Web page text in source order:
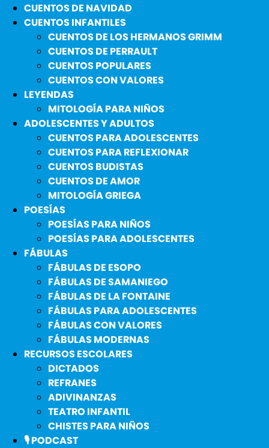
CUENTOS DE NAVIDAD
CUENTOS INFANTILES
CUENTOS DE LOS HERMANOS GRIMM
CUENTOS DE PERRAULT
CUENTOS POPULARES
CUENTOS CON VALORES
LEYENDAS
MITOLOGÍA PARA NIÑOS
ADOLESCENTES Y ADULTOS
CUENTOS PARA ADOLESCENTES
CUENTOS PARA REFLEXIONAR
CUENTOS BUDISTAS
CUENTOS DE AMOR
MITOLOGÍA GRIEGA
POESÍAS
POESÍAS PARA NIÑOS
POESÍAS PARA ADOLESCENTES
FÁBULAS
FÁBULAS DE ESOPO
FÁBULAS DE SAMANIEGO
FÁBULAS DE LA FONTAINE
FÁBULAS PARA ADOLESCENTES
FÁBULAS CON VALORES
FÁBULAS MODERNAS
RECURSOS ESCOLARES
DICTADOS
REFRANES
ADIVINANZAS
TEATRO INFANTIL
CHISTES PARA NIÑOS
🎙️ PODCAST